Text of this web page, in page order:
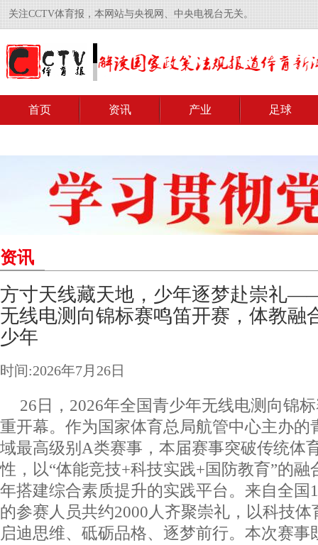
关注CCTV体育报，本网站与央视网、中央电视台无关。
首页 资讯 产业 足球
资讯
方寸天线藏天地，少年逐梦赴崇礼
无线电测向锦标赛鸣笛开赛，体教融
少年
时间:2026年7月26日
26日，2026年全国青少年无线电测向锦
重开幕。作为国家体育总局航管中心主办的
域最高级别A类赛事，本届赛事突破传统体
性，以“体能竞技+科技实践+国防教育”的
年搭建综合素质提升的实践平台。来自全国
的参赛人员共约2000人齐聚崇礼，以科技
启迪思维、砥砺品格、逐梦前行。本次赛事